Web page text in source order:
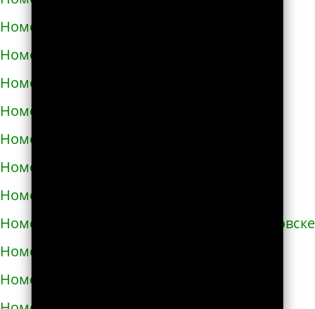
Номера телефонов такси в Звенигородке
Номера телефонов такси в Здолбунове
Номера телефонов такси в Змиёве
Номера телефонов такси в Знаменке
Номера телефонов такси в Золотоноше
Номера телефонов такси в Золочеве
Номера телефонов такси в Иванкове
Номера телефонов такси в Ивано-Франковске
Номера телефонов такси в Измаиле
Номера телефонов такси в Изюме